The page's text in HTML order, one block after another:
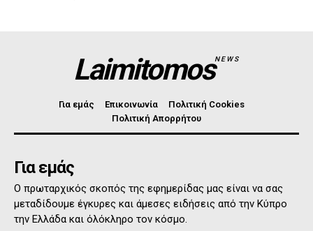
LaimitomosNEWS
Για εμάς Επικοινωνία
Πολιτική Cookies
Πολιτική Απορρήτου
Για εμάς
Ο πρωταρχικός σκοπός της εφημερίδας μας είναι να σας
μεταδίδουμε έγκυρες και άμεσες ειδήσεις από την Κύπρο
την Ελλάδα και όλόκληρο τον κόσμο.